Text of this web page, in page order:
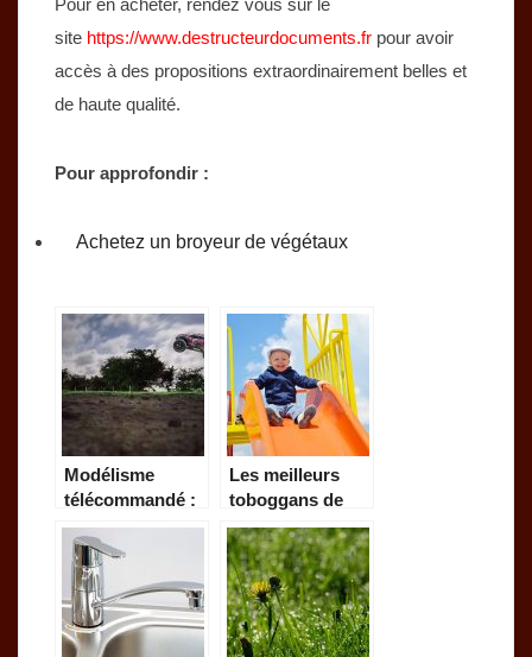
site https://www.destructeurdocuments.fr pour avoir
accès à des propositions extraordinairement belles et
de haute qualité.
Pour approfondir :
Achetez un broyeur de végétaux
Modélisme
télécommandé :
Voiture, bateau,
etc
Les meilleurs
toboggans de
jardin pour vos
enfants